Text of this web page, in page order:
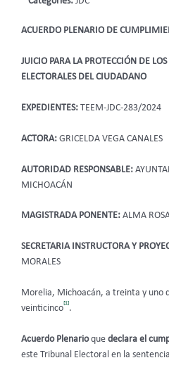
ACUERDO PLENARIO DE
JUICIO PARA LA PROTECCIÓN DE
ELECTORALES DEL CIUDADANO
EXPEDIENTES: TEEM-JDC-283/2024
ACTORA: GRICELDA VEGA CANALES
AUTORIDAD RESPONSABLE:
MICHOACÁN
MAGISTRADA PONENTE: ALMA
SECRETARIA INSTRUCTORA Y
MORALES
Morelia, Michoacán, a treinta y uno
veinticinco
[1]
.
Acuerdo Plenarioque declara el
este Tribunal Electoral en la